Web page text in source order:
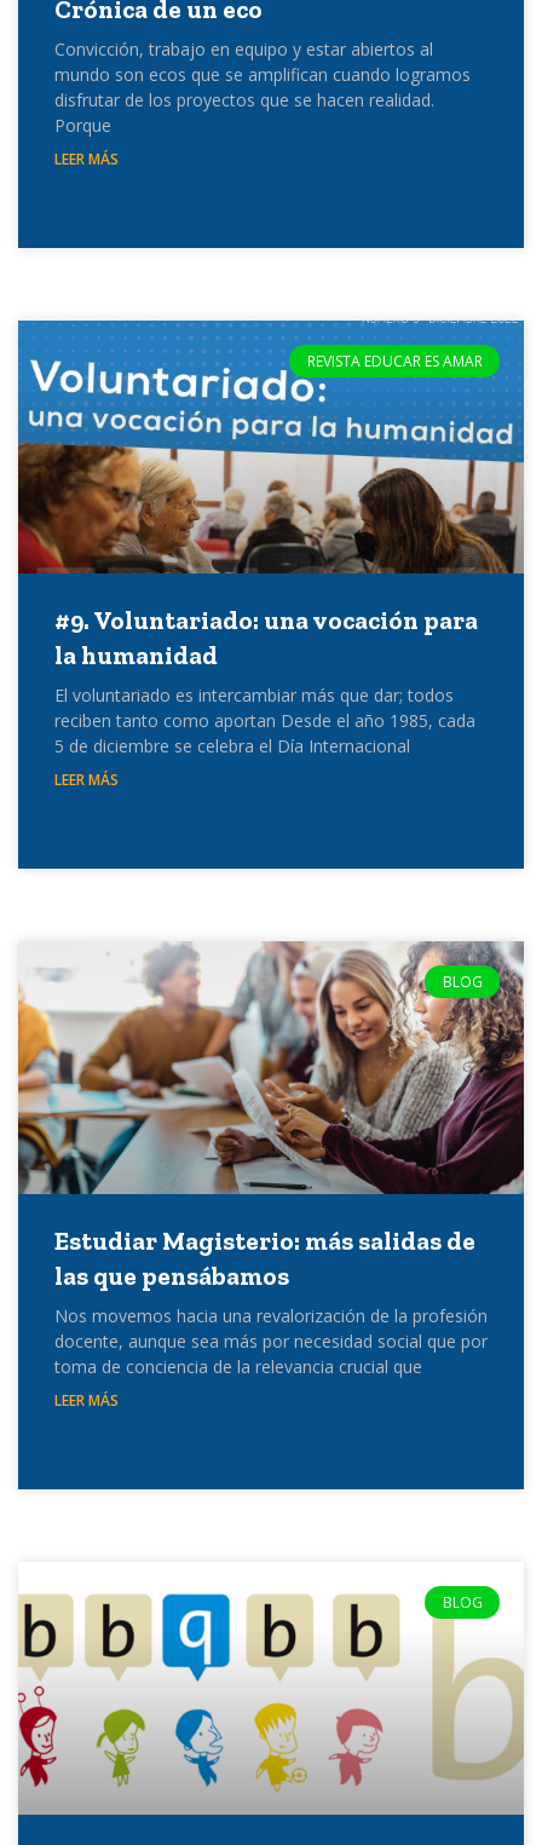
Crónica de un eco
Convicción, trabajo en equipo y estar abiertos al
mundo son ecos que se amplifican cuando logramos
disfrutar de los proyectos que se hacen realidad.
Porque
LEER MÁS
REVISTA EDUCAR ES AMAR
#9. Voluntariado: una vocación para
la humanidad
El voluntariado es intercambiar más que dar; todos
reciben tanto como aportan Desde el año 1985, cada
5 de diciembre se celebra el Día Internacional
LEER MÁS
BLOG
Estudiar Magisterio: más salidas de
las que pensábamos
Nos movemos hacia una revalorización de la profesión
docente, aunque sea más por necesidad social que por
toma de conciencia de la relevancia crucial que
LEER MÁS
BLOG